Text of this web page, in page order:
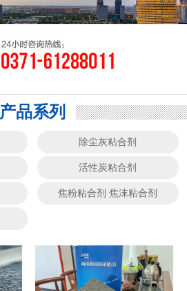
1/2
产品系列
除尘灰粘合剂
活性炭粘合剂
焦粉粘合剂 焦沫粘合剂